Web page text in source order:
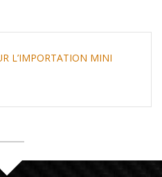
L’IMPORTATION MINI